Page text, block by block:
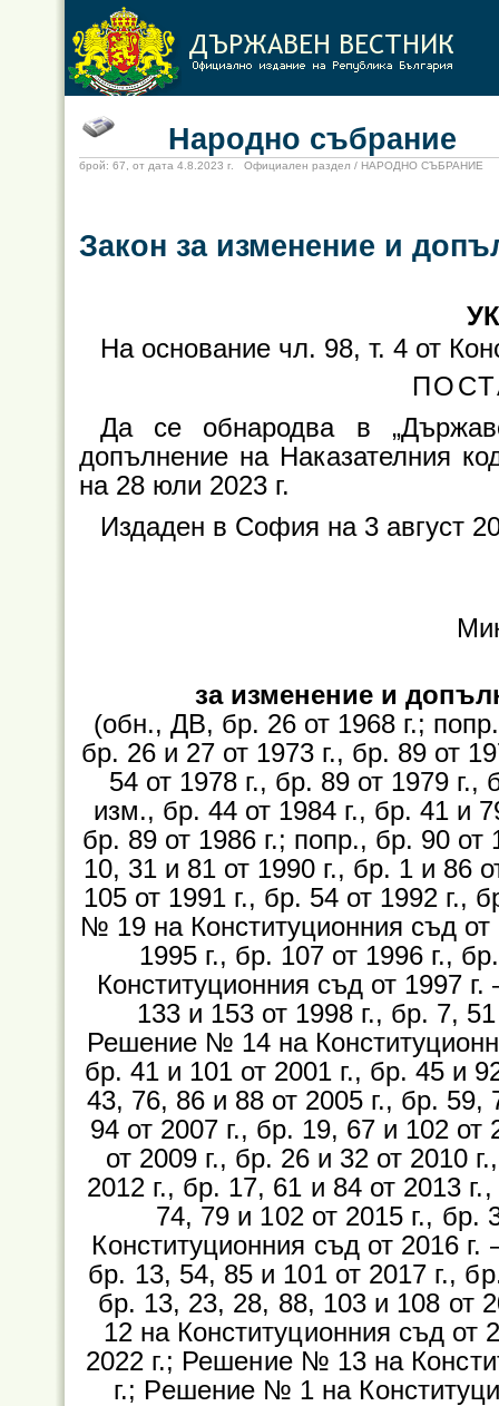
Народно събрание
брой: 67, от дата 4.8.2023 г. Официален раздел / НАРОДНО СЪБРАНИЕ
Закон за изменение и
На основание чл. 98, т. 4 от
Да се обнародва в
допълнение на Наказателния
на 28 юли 2023 г.
Издаден в София на 3 август
за изменение и
(обн., ДВ, бр. 26 от 1968 г.;
бр. 26 и 27 от 1973 г., бр. 89 от
54 от 1978 г., бр. 89 от 1979 г.,
изм., бр. 44 от 1984 г., бр. 41 и
бр. 89 от 1986 г.; попр., бр. 90
10, 31 и 81 от 1990 г., бр. 1 и 86
105 от 1991 г., бр. 54 от 1992 г.,
№ 19 на Конституционния съд от
1995 г., бр. 107 от 1996 г.,
Конституционния съд от 1997
133 и 153 от 1998 г., бр. 7,
Решение № 14 на
бр. 41 и 101 от 2001 г., бр. 45 и
43, 76, 86 и 88 от 2005 г., бр.
94 от 2007 г., бр. 19, 67 и 102
от 2009 г., бр. 26 и 32 от 2010
2012 г., бр. 17, 61 и 84 от 2013
74, 79 и 102 от 2015 г.,
Конституционния съд от 2016
бр. 13, 54, 85 и 101 от 2017 г.,
бр. 13, 23, 28, 88, 103 и 108 от
12 на Конституционния съд от
2022 г.; Решение № 13 на
г.; Решение № 1 на